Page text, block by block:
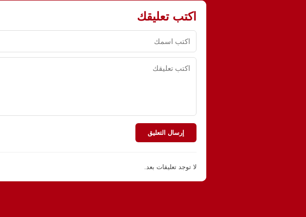
اكتب تعليقك
إرسال التعليق
لا توجد تعليقات بعد.